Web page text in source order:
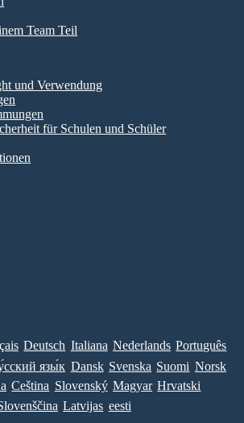
Team Teil
und Verwendung
für Schulen und Schüler
Deutsch Italiana Nederlands Português
язы́к Dansk Svenska Suomi Norsk
Ceština Slovenský Magyar Hrvatski
Latvijas eesti